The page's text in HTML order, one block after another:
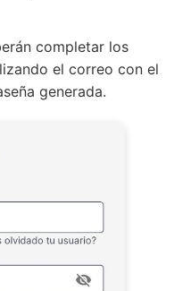
completar los
el correo con el
generada.